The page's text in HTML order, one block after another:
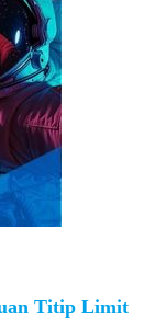
Titip Limit